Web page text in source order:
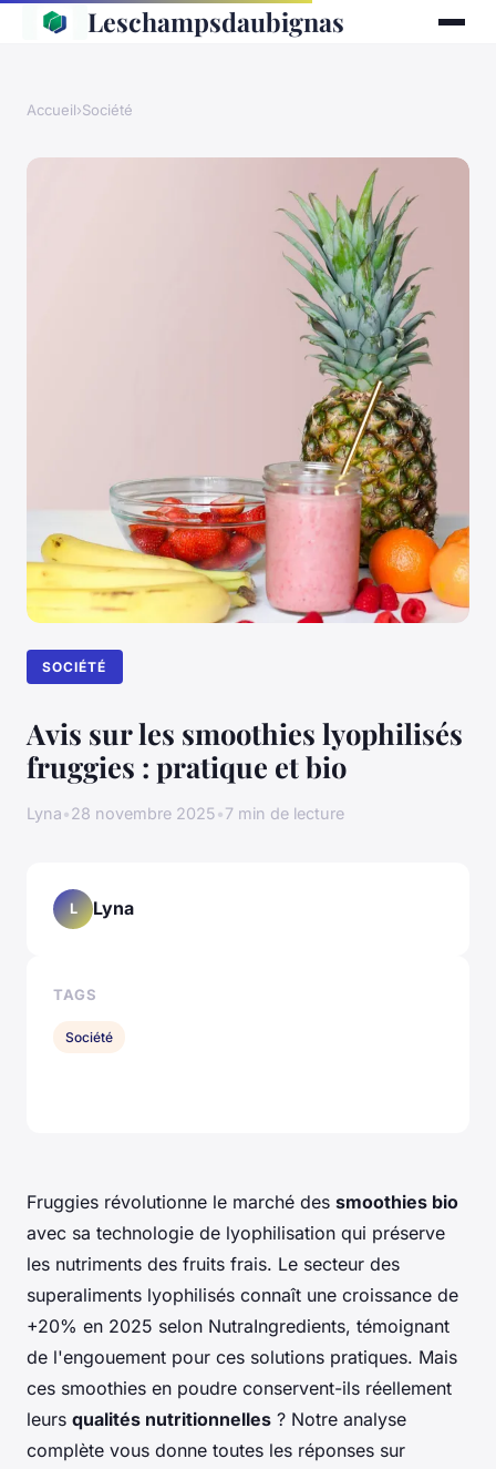
Leschampsdaubignas
Accueil›Société
SOCIÉTÉ
Avis sur les smoothies lyophilisés
fruggies : pratique et bio
Lyna•28 novembre 2025•7 min de lecture
Fruggies révolutionne le marché des smoothies bio
avec sa technologie de lyophilisation qui préserve
les nutriments des fruits frais. Le secteur des
superaliments lyophilisés connaît une croissance de
+20% en 2025 selon NutraIngredients, témoignant
de l'engouement pour ces solutions pratiques. Mais
ces smoothies en poudre conservent-ils réellement
leurs qualités nutritionnelles ? Notre analyse
complète vous donne toutes les réponses sur
L Lyna
TAGS
Société